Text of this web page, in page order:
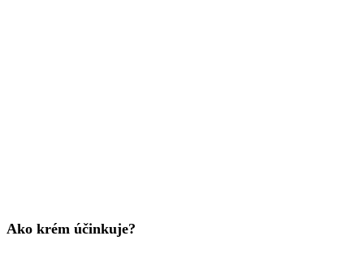
Ako krém účinkuje?